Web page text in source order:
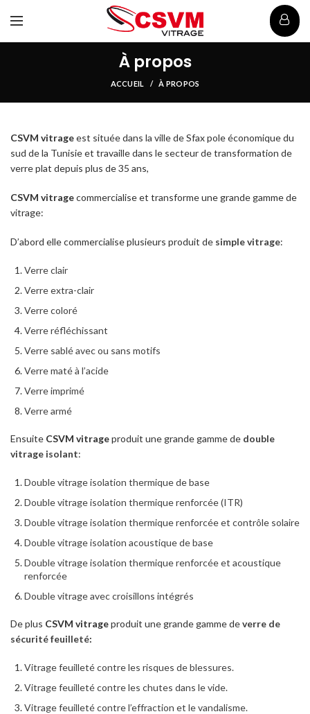
À propos
ACCUEIL À PROPOS
CSVM vitrageest située dans la ville de Sfax pole économique du
sud de la Tunisie et travaille dans le secteur de transformation de
verre plat depuis plus de 35 ans,
CSVM vitragecommercialise et transforme une grande gamme de
vitrage:
D’abord elle commercialise plusieurs produit de simple vitrage:
Verre clair
Verre extra-clair
Verre coloré
Verre réfléchissant
Verre sablé avec ou sans motifs
Verre maté à l’acide
Verre imprimé
Verre armé
Ensuite CSVM vitrageproduit une grande gamme de double
vitrage isolant:
Double vitrage isolation thermique de base
Double vitrage isolation thermique renforcée (ITR)
Double vitrage isolation thermique renforcée et contrôle solaire
Double vitrage isolation acoustique de base
Double vitrage isolation thermique renforcée et acoustique
renforcée
Double vitrage avec croisillons intégrés
De plus CSVM vitrageproduit une grande gamme deverre de
sécurité feuilleté:
Vitrage feuilleté contre les risques de blessures.
Vitrage feuilleté contre les chutes dans le vide.
Vitrage feuilleté contre l’effraction et le vandalisme.